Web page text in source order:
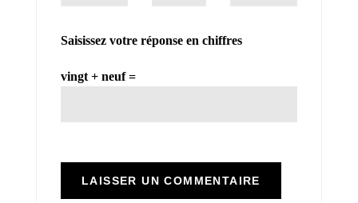
Saisissez votre réponse en chiffres
vingt + neuf =